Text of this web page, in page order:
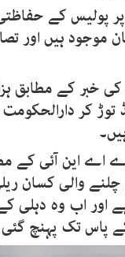
پولیس کے
موجود ہیں اور
خبر کے مطابق
توڑ کر
اے این آئی کے
والی کسان
اور اب وہ دہلی
پاس تک پہنچ